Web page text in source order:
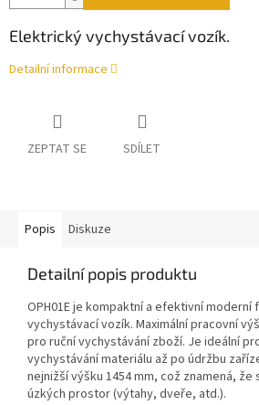
Elektrický vychystávací vozík.
Detailní informace
ZEPTAT SE SDÍLET
Popis Diskuze
Detailní popis produktu
OPH01E je kompaktní a efektivní moderní
vychystávací vozík. Maximální pracovní
pro ruční vychystávání zboží. Je ideální
vychystávání materiálu až po údržbu
nejnižší výšku 1454 mm, což znamená,
úzkých prostor (výtahy, dveře, atd.).